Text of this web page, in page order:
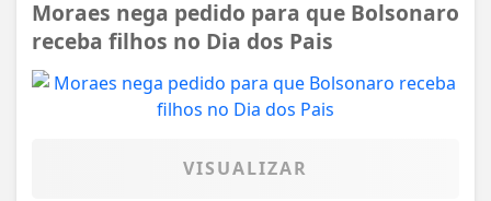
Moraes nega pedido para que Bolsonaro
receba filhos no Dia dos Pais
VISUALIZAR